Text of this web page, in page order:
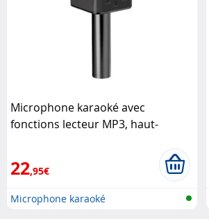
Microphone karaoké avec
fonctions lecteur MP3, haut-
22,95€
Microphone karaoké